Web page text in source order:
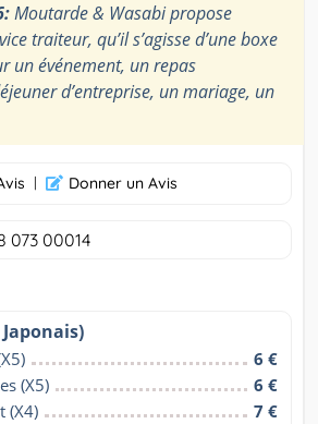
Moutarde & Wasabi propose
traiteur, qu’il s’agisse d’une boxe
un événement, un repas
d’entreprise, un mariage, un
| Donner un Avis
073 00014
6 €
(X5)
6 €
(X4)
7 €